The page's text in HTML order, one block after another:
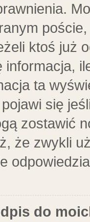
ktoś już
ta
się
zostawić
że zwykli
do